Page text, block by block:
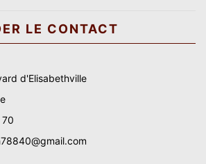
LE CONTACT
d'Elisabethville